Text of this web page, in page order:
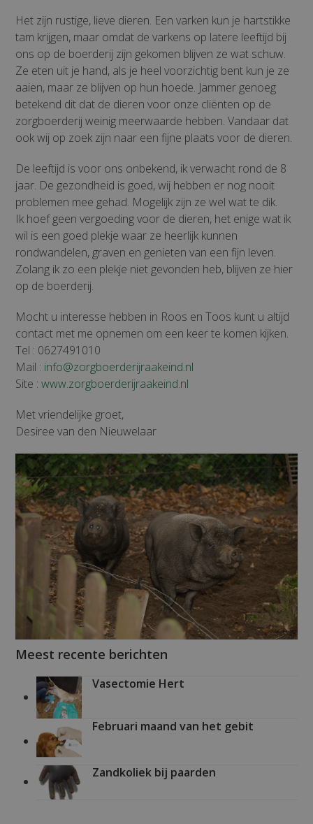
Het zijn rustige, lieve dieren. Een varken kun je hartstikke
tam krijgen, maar omdat de varkens op latere leeftijd bij
ons op de boerderij zijn gekomen blijven ze wat schuw.
Ze eten uit je hand, als je heel voorzichtig bent kun je ze
aaien, maar ze blijven op hun hoede. Jammer genoeg
betekend dit dat de dieren voor onze cliënten op de
zorgboerderij weinig meerwaarde hebben. Vandaar dat
ook wij op zoek zijn naar een fijne plaats voor de dieren.
De leeftijd is voor ons onbekend, ik verwacht rond de 8
jaar. De gezondheid is goed, wij hebben er nog nooit
problemen mee gehad. Mogelijk zijn ze wel wat te dik.
Ik hoef geen vergoeding voor de dieren, het enige wat ik
wil is een goed plekje waar ze heerlijk kunnen
rondwandelen, graven en genieten van een fijn leven.
Zolang ik zo een plekje niet gevonden heb, blijven ze hier
op de boerderij.
Mocht u interesse hebben in Roos en Toos kunt u altijd
contact met me opnemen om een keer te komen kijken.
Tel : 0627491010
Mail : info@zorgboerderijraakeind.nl
Site :www.zorgboerderijraakeind.nl
Met vriendelijke groet,
Desiree van den Nieuwelaar
Meest recente berichten
Vasectomie Hert
Februari maand van het gebit
Zandkoliek bij paarden